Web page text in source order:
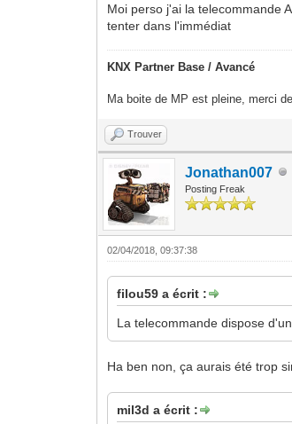
Moi perso j'ai la telecommande
tenter dans l'immédiat
KNX Partner Base / Avancé
Ma boite de MP est pleine, merci
Trouver
Jonathan007
Posting Freak
02/04/2018, 09:37:38
filou59 a écrit :
La telecommande dispose
Ha ben non, ça aurais été trop
mil3d a écrit :